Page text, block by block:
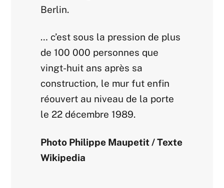
Berlin.
… c’est sous la pression de plus
de 100 000 personnes que
vingt-huit ans après sa
construction, le mur fut enfin
réouvert au niveau de la porte
le 22 décembre 1989.
Photo Philippe Maupetit / Texte
Wikipedia